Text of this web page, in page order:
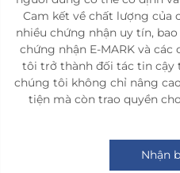
Cam kết về chất lượng của
nhiều chứng nhận uy tín,
chứng nhận E-MARK và
tôi trở thành đối tác tin cậy
chúng tôi không chỉ nâng
tiện mà còn trao quyền
Nhận